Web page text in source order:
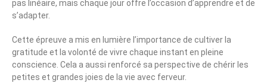
pas linéaire, mais chaque jour offre l’occasion d’apprendre et de
s’adapter.
Cette épreuve a mis en lumière l’importance de cultiver la
gratitude et la volonté de vivre chaque instant en pleine
conscience. Cela a aussi renforcé sa perspective de chérir les
petites et grandes joies de la vie avec ferveur.